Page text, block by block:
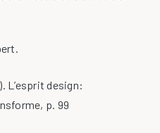
L’esprit design:
p. 99